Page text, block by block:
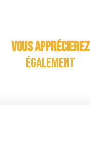
Vous apprécierez
également